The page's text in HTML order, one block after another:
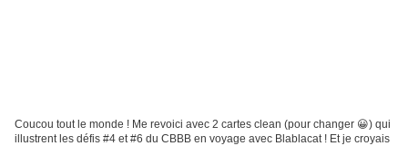
Coucou tout le monde ! Me revoici avec 2 cartes clean (pour changer 😀) qui
illustrent les défis #4 et #6 du CBBB en voyage avec Blablacat ! Et je croyais